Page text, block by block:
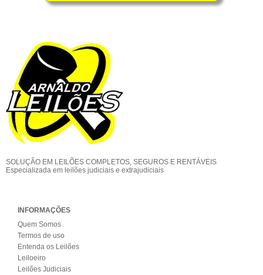
SOLUÇÃO EM LEILÕES COMPLETOS, SEGUROS E RENTÁVEIS
Especializada em leilões judiciais e extrajudiciais
INFORMAÇÕES
Quem Somos
Termos de uso
Entenda os Leilões
Leiloeiro
Leilões Judiciais